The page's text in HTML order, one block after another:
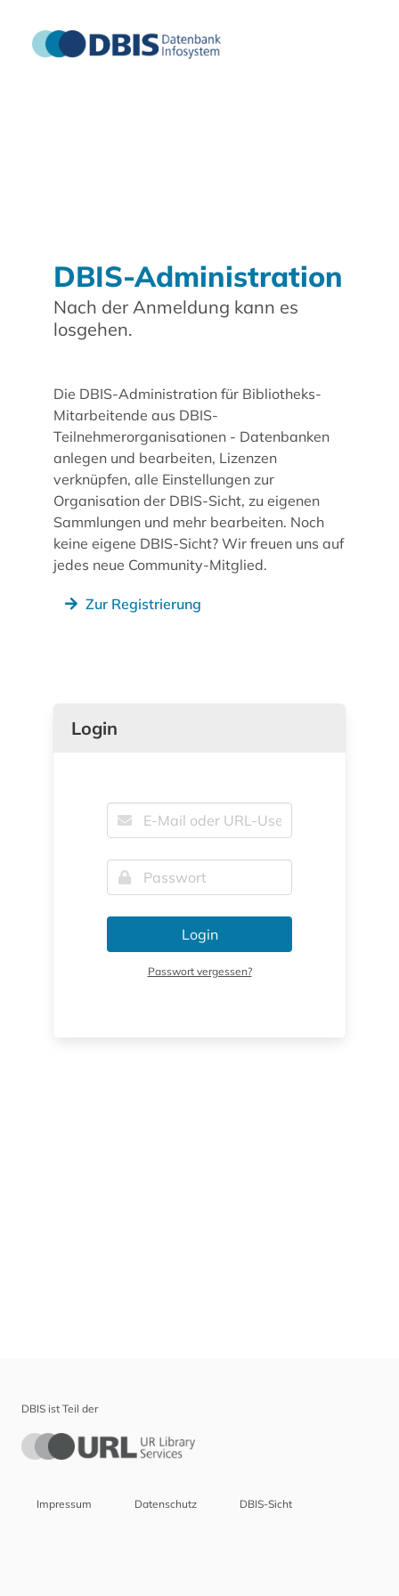
DBIS-Administration
Nach der Anmeldung kann es
losgehen.
Die DBIS-Administration für Bibliotheks-
Mitarbeitende aus DBIS-
Teilnehmerorganisationen - Datenbanken
anlegen und bearbeiten, Lizenzen
verknüpfen, alle Einstellungen zur
Organisation der DBIS-Sicht, zu eigenen
Sammlungen und mehr bearbeiten. Noch
keine eigene DBIS-Sicht? Wir freuen uns auf
jedes neue Community-Mitglied.
Zur Registrierung
Login
Login
Passwort vergessen?
DBIS ist Teil der
Impressum Datenschutz DBIS-Sicht